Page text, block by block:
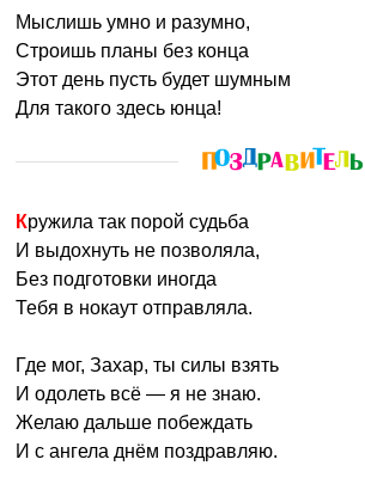
Мыслишь умно и разумно,
Строишь планы без конца
Этот день пусть будет шумным
Для такого здесь юнца!
Кружила так порой судьба
И выдохнуть не позволяла,
Без подготовки иногда
Тебя в нокаут отправляла.
Где мог, Захар, ты силы взять
И одолеть всё — я не знаю.
Желаю дальше побеждать
И с ангела днём поздравляю.